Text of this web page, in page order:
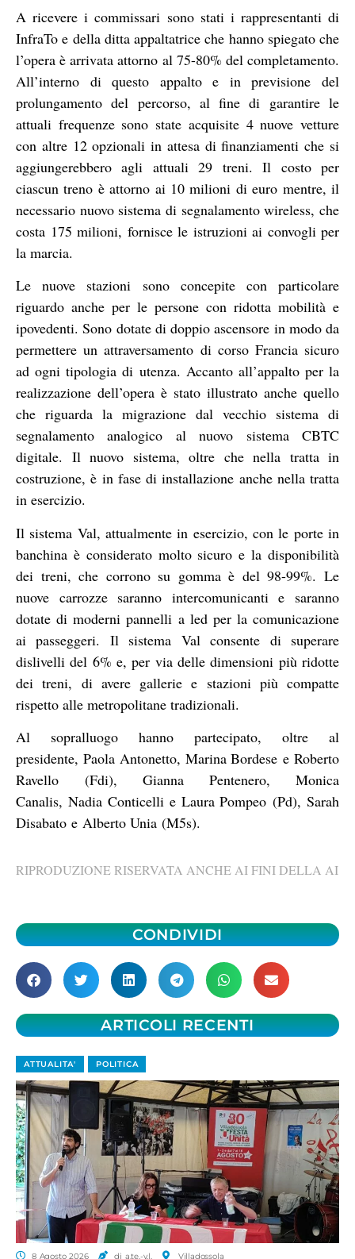
A ricevere i commissari sono stati i rappresentanti di
InfraTo e della ditta appaltatrice che hanno spiegato che
l’opera è arrivata attorno al 75-80% del completamento.
All’interno di questo appalto e in previsione del
prolungamento del percorso, al fine di garantire le
attuali frequenze sono state acquisite 4 nuove vetture
con altre 12 opzionali in attesa di finanziamenti che si
aggiungerebbero agli attuali 29 treni. Il costo per
ciascun treno è attorno ai 10 milioni di euro mentre, il
necessario nuovo sistema di segnalamento wireless, che
costa 175 milioni, fornisce le istruzioni ai convogli per
la marcia.
Le nuove stazioni sono concepite con particolare
riguardo anche per le persone con ridotta mobilità e
ipovedenti. Sono dotate di doppio ascensore in modo da
permettere un attraversamento di corso Francia sicuro
ad ogni tipologia di utenza. Accanto all’appalto per la
realizzazione dell’opera è stato illustrato anche quello
che riguarda la migrazione dal vecchio sistema di
segnalamento analogico al nuovo sistema CBTC
digitale. Il nuovo sistema, oltre che nella tratta in
costruzione, è in fase di installazione anche nella tratta
in esercizio.
Il sistema Val, attualmente in esercizio, con le porte in
banchina è considerato molto sicuro e la disponibilità
dei treni, che corrono su gomma è del 98-99%. Le
nuove carrozze saranno intercomunicanti e saranno
dotate di moderni pannelli a led per la comunicazione
ai passeggeri. Il sistema Val consente di superare
dislivelli del 6% e, per via delle dimensioni più ridotte
dei treni, di avere gallerie e stazioni più compatte
rispetto alle metropolitane tradizionali.
Al sopralluogo hanno partecipato, oltre al
presidente, Paola Antonetto, Marina Bordese e Roberto
Ravello (Fdi), Gianna Pentenero, Monica
Canalis, Nadia Conticelli e Laura Pompeo (Pd), Sarah
Disabato e Alberto Unia (M5s).
RIPRODUZIONE RISERVATA ANCHE AI FINI DELLA AI
CONDIVIDI
ARTICOLI RECENTI
ATTUALITA' POLITICA
8 Agosto 2026 di a.te.-v.l. Villadossola